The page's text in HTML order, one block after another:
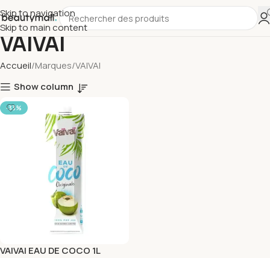
Skip to navigation
Skip to main content
VAIVAI
Accueil Marques VAIVAI
Show column
-33%
VAIVAI EAU DE COCO 1L